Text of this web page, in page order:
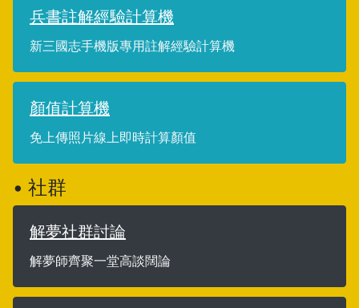
兵書註解經驗計算機
新三國志手機版專用註解經驗計算機
顏值計算機
免上傳照片線上即時計算顏值
• 社群
解夢社群討論
解夢師齊聚一堂高談闊論